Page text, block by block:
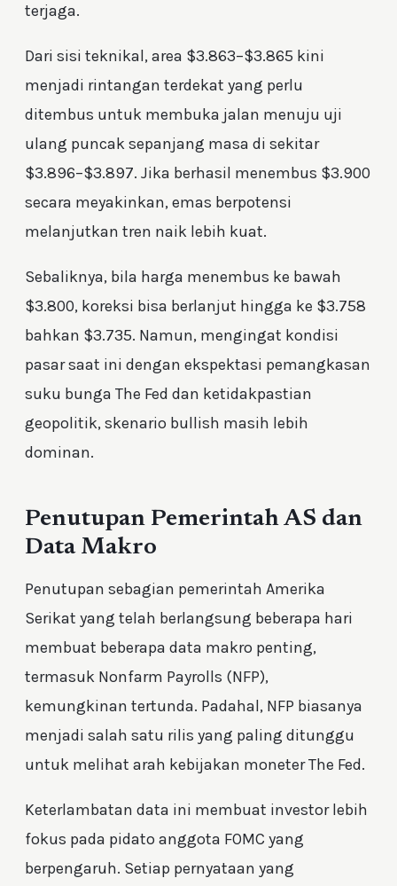
terjaga.
Dari sisi teknikal, area $3.863–$3.865 kini
menjadi rintangan terdekat yang perlu
ditembus untuk membuka jalan menuju uji
ulang puncak sepanjang masa di sekitar
$3.896–$3.897. Jika berhasil menembus $3.900
secara meyakinkan, emas berpotensi
melanjutkan tren naik lebih kuat.
Sebaliknya, bila harga menembus ke bawah
$3.800, koreksi bisa berlanjut hingga ke $3.758
bahkan $3.735. Namun, mengingat kondisi
pasar saat ini dengan ekspektasi pemangkasan
suku bunga The Fed dan ketidakpastian
geopolitik, skenario bullish masih lebih
dominan.
Penutupan Pemerintah AS dan
Data Makro
Penutupan sebagian pemerintah Amerika
Serikat yang telah berlangsung beberapa hari
membuat beberapa data makro penting,
termasuk Nonfarm Payrolls (NFP),
kemungkinan tertunda. Padahal, NFP biasanya
menjadi salah satu rilis yang paling ditunggu
untuk melihat arah kebijakan moneter The Fed.
Keterlambatan data ini membuat investor lebih
fokus pada pidato anggota FOMC yang
berpengaruh. Setiap pernyataan yang